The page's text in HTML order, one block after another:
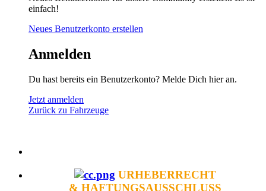
einfach!
Neues Benutzerkonto erstellen
Anmelden
Du hast bereits ein Benutzerkonto? Melde Dich hier an.
Jetzt anmelden
Zurück zu Fahrzeuge
URHEBERRECHT
& HAFTUNGSAUSSCHLUSS